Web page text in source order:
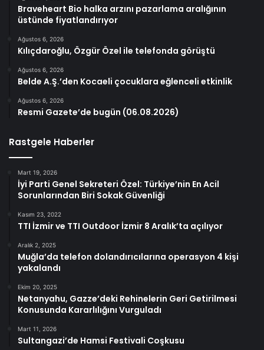
Braveheart Bio halka arzını pazarlama aralığının
üstünde fiyatlandırıyor
Ağustos 6, 2026
Kılıçdaroğlu, Özgür Özel ile telefonda görüştü
Ağustos 6, 2026
Belde A.Ş.’den Kocaeli çocuklara eğlenceli etkinlik
Ağustos 6, 2026
Resmi Gazete’de bugün (06.08.2026)
Rastgele Haberler
Mart 19, 2026
İyi Parti Genel Sekreteri Özel: Türkiye’nin En Acil
Sorunlarından Biri Sokak Güvenliği
Kasım 23, 2022
TTI İzmir ve TTI Outdoor İzmir 8 Aralık’ta açılıyor
Aralık 2, 2025
Muğla’da telefon dolandırıcılarına operasyon 4 kişi
yakalandı
Ekim 20, 2025
Netanyahu, Gazze’deki Rehinelerin Geri Getirilmesi
Konusunda Kararlılığını Vurguladı
Mart 11, 2026
Sultangazi’de Hamsi Festivali Coşkusu